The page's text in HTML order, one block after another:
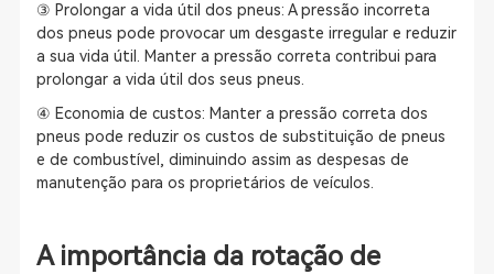
③ Prolongar a vida útil dos pneus: A pressão incorreta
dos pneus pode provocar um desgaste irregular e reduzir
a sua vida útil. Manter a pressão correta contribui para
prolongar a vida útil dos seus pneus.
④ Economia de custos: Manter a pressão correta dos
pneus pode reduzir os custos de substituição de pneus
e de combustível, diminuindo assim as despesas de
manutenção para os proprietários de veículos.
A importância da rotação de